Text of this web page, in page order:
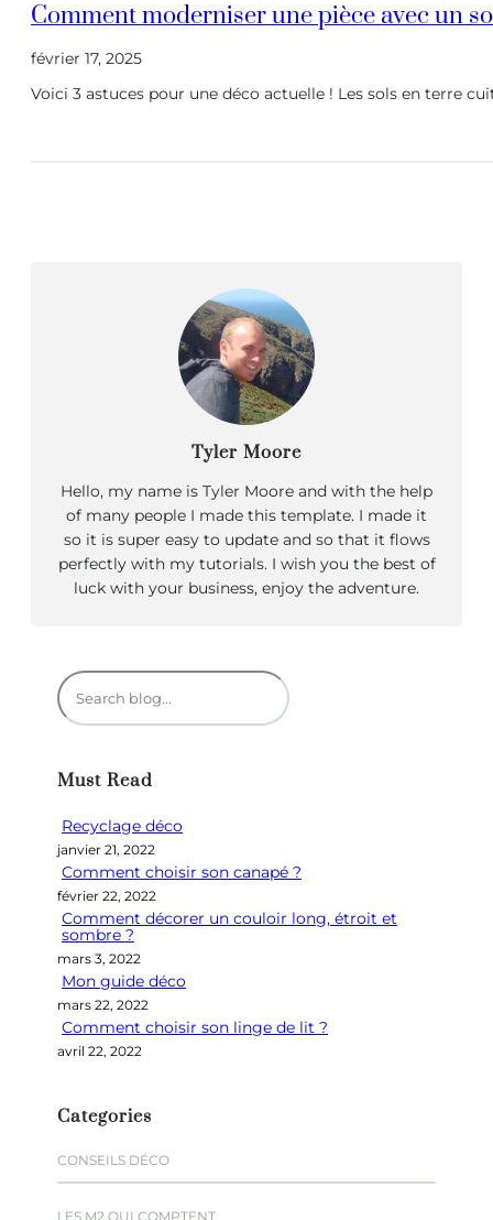
Comment moderniser une pièce avec un
février 17, 2025
Voici 3 astuces pour une déco actuelle ! Les sols en terre
Tyler Moore
Hello, my name is Tyler Moore and with the help
of many people I made this template. I made it
so it is super easy to update and so that it flows
perfectly with my tutorials. I wish you the best of
luck with your business, enjoy the adventure.
R
e
e
c
h
e
Must Read
Recyclage déco
janvier 21, 2022
Comment choisir son canapé ?
février 22, 2022
Comment décorer un couloir long, étroit et
sombre ?
mars 3, 2022
Mon guide déco
mars 22, 2022
Comment choisir son linge de lit ?
avril 22, 2022
Categories
CONSEILS DÉCO
LES M2 QUI COMPTENT